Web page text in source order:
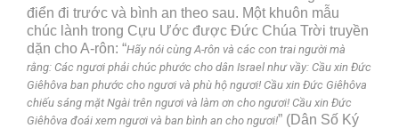
điển đi trước và bình an theo sau. Một khuôn mẫu
chúc lành trong Cựu Ước được Đức Chúa Trời truyền
dặn cho A-rôn: “Hãy nói cùng A-rôn và các con trai người mà
rằng: Các ngươi phải chúc phước cho dân Israel như vầy: Cầu xin Đức
Giêhôva ban phước cho ngươi và phù hộ ngươi! Cầu xin Đức Giêhôva
chiếu sáng mặt Ngài trên ngươi và làm ơn cho ngươi! Cầu xin Đức
Giêhôva đoái xem ngươi và ban bình an cho ngươi!” (Dân Số Ký